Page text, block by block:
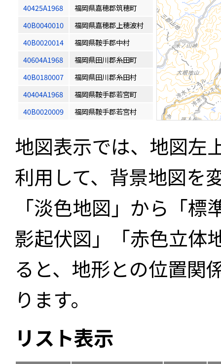
40425A1968
福岡県嘉穂郡筑穂町
40B0040010
福岡県嘉穂郡上穂波村
40B0020014
福岡県鞍手郡中村
40604A1968
福岡県田川郡糸田町
40B0180007
福岡県田川郡糸田村
40404A1968
福岡県鞍手郡若宮町
40B0020009
福岡県鞍手郡若宮村
地図表示では、地図左
利用して、背景地図を
「淡色地図」から「
影起伏図」「赤色立体
ると、地形との位置関
ります。
リスト表示